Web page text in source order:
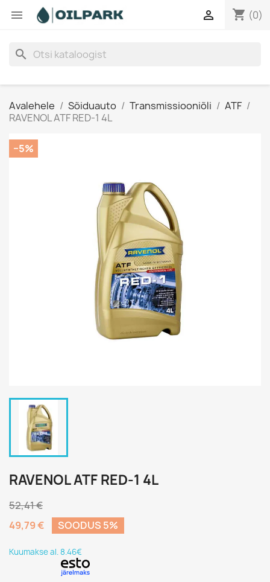
 shopping_cart (0)

search
Avalehele Sõiduauto Transmissiooniõli
ATF
RAVENOL ATF RED-1 4L
−5%
RAVENOL ATF RED-1 4L
52,41 €
49,79 €
SOODUS 5%
Kuumakse al. 8.46€